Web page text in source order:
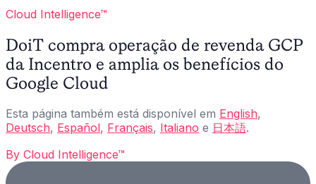
Cloud Intelligence™
DoiT compra operação de revenda GCP
da Incentro e amplia os benefícios do
Google Cloud
Esta página também está disponível em English,
Deutsch, Español, Français, Italiano e 日本語.
By Cloud Intelligence™